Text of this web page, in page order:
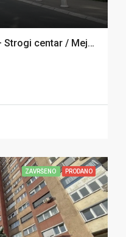
Dvosoban stan – ZENICA – Strogi centar / Mejdandžik
ZAVRŠENO PRODANO